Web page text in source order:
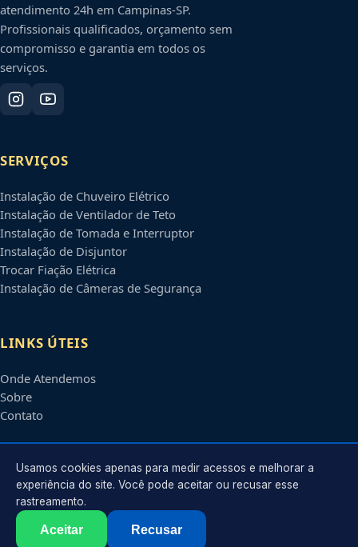
atendimento 24h em Campinas-SP.
Profissionais qualificados, orçamento sem
compromisso e garantia em todos os
serviços.
SERVIÇOS
Instalação de Chuveiro Elétrico
Instalação de Ventilador de Teto
Instalação de Tomada e Interruptor
Instalação de Disjuntor
Trocar Fiação Elétrica
Instalação de Câmeras de Segurança
LINKS ÚTEIS
Onde Atendemos
Sobre
Contato
CONTATO
Atendimento em
contato@eletricistascampinas.com.br
2026 Campinas . Todos os direitos reservados.
Usamos cookies apenas para medir acessos e melhorar a
experiência do site. Você pode aceitar ou recusar esse
rastreamento.
Aceitar Recusar